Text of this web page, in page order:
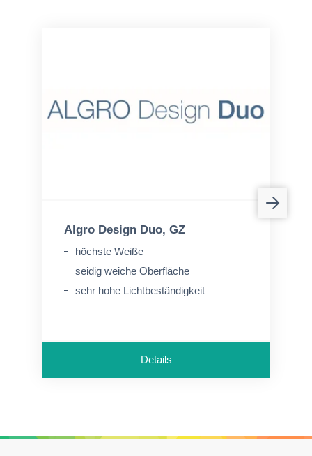
Algro Design Duo, GZ
höchste Weiße
seidig weiche Oberfläche
sehr hohe Lichtbeständigkeit
Details